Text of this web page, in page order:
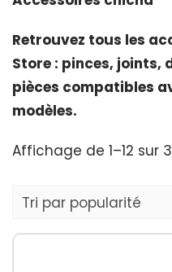
Retrouvez tous les
Store : pinces, joints,
pièces compatibles
modèles.
Affichage de 1–12 sur